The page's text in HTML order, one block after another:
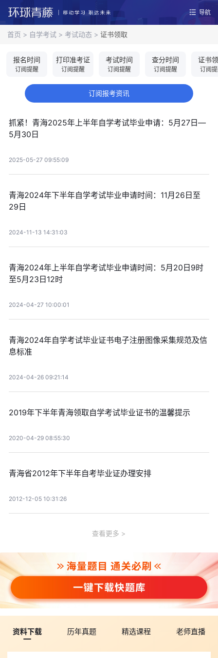
导航
首页 > 自学考试 > 考试动态 > 证书领取
报名时间
订阅提醒
打印准考证
订阅提醒
考试时间
订阅提醒
查分时间
订阅提醒
证书
订阅
订阅报考资讯
抓紧！青海2025年上半年自学考试毕业申请：5月27日—
5月30日
2025-05-27 09:55:09
青海2024年下半年自学考试毕业申请时间：11月26日至
29日
2024-11-13 14:31:03
青海2024年上半年自学考试毕业申请时间：5月20日9时
至5月23日12时
2024-04-27 10:00:01
青海2024年自学考试毕业证书电子注册图像采集规范及信
息标准
2024-04-26 09:21:14
2019年下半年青海领取自学考试毕业证书的温馨提示
2020-04-29 08:55:30
青海省2012年下半年自考毕业证办理安排
2012-12-05 10:31:26
查看更多
资料下载 历年真题 精选课程 老师直播